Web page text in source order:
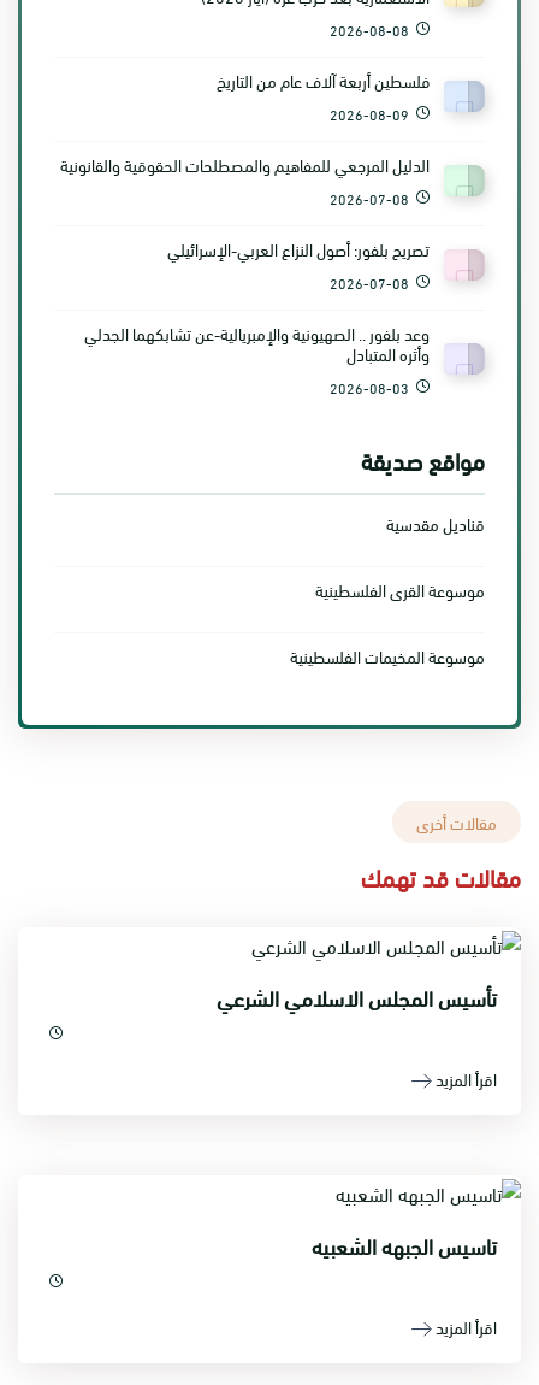
2026-08-08
فلسطين أربعة آلاف عام من التاريخ
2026-08-09
الدليل المرجعي للمفاهيم والمصطلحات الحقوقية والقانونية
2026-07-08
تصريح بلفور: أصول النزاع العربي-الإسرائيلي
2026-07-08
وعد بلفور .. الصهيونية والإمبريالية-عن تشابكهما الجدلي
وأثره المتبادل
2026-08-03
مواقع صديقة
قناديل مقدسية
موسوعة القرى الفلسطينية
موسوعة المخيمات الفلسطينية
مقالات أخرى
مقالات قد تهمك
تأسيس المجلس الاسلامي الشرعي
اقرأ المزيد
تاسيس الجبهه الشعبيه
اقرأ المزيد